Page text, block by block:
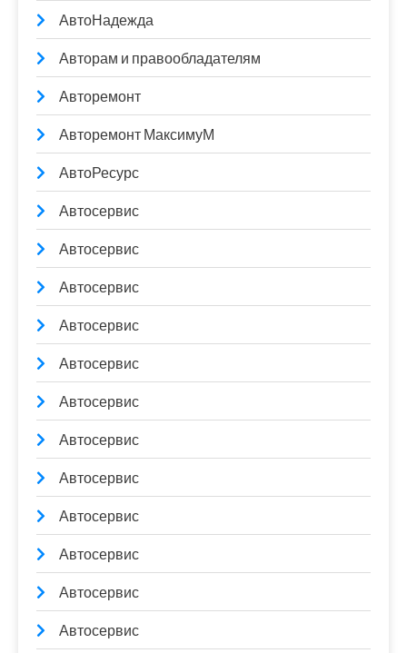
АвтоНадежда
Авторам и правообладателям
Авторемонт
Авторемонт МаксимуМ
АвтоРесурс
Автосервис
Автосервис
Автосервис
Автосервис
Автосервис
Автосервис
Автосервис
Автосервис
Автосервис
Автосервис
Автосервис
Автосервис